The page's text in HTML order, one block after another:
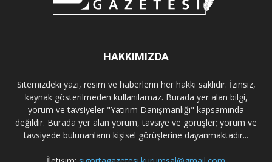
HAKKIMIZDA
Sitemizdeki yazı, resim ve haberlerin her hakkı saklıdır. İzinsiz,
kaynak gösterilmeden kullanılamaz. Burada yer alan bilgi,
yorum ve tavsiyeler "Yatırım Danışmanlığı" kapsamında
değildir. Burada yer alan yorum, tavsiye ve görüşler; yorum ve
tavsiyede bulunanların kişisel görüşlerine dayanmaktadır...